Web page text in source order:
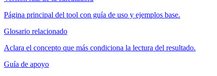
Página principal del tool con guía de uso y ejemplos base.
Glosario relacionado
Aclara el concepto que más condiciona la lectura del resultado.
Guía de apoyo